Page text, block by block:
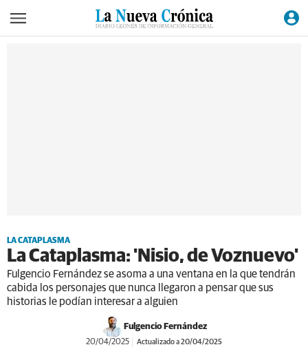
LA CATAPLASMA
La Cataplasma: 'Nisio, de Voznuevo'
Fulgencio Fernández se asoma a una ventana en la que tendrán
cabida los personajes que nunca llegaron a pensar que sus
historias le podían interesar a alguien
Fulgencio Fernández
20/04/2025 Actualizado a 20/04/2025